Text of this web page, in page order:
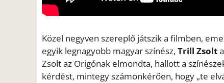
Közel negyven szereplő játszik a filmben,
egyik legnagyobb magyar színész, Trill Zsolt
Zsolt az Origónak elmondta, hallott a
kérdést, mintegy számonkérően, hogy „te